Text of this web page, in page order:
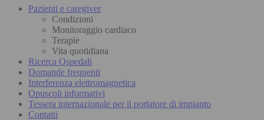
Pazienti e caregiver
Condizioni
Monitoraggio cardiaco
Terapie
Vita quotidiana
Ricerca Ospedali
Domande frequenti
Interferenza elettromagnetica
Opuscoli informativi
Tessera internazionale per il portatore di impianto
Contatti